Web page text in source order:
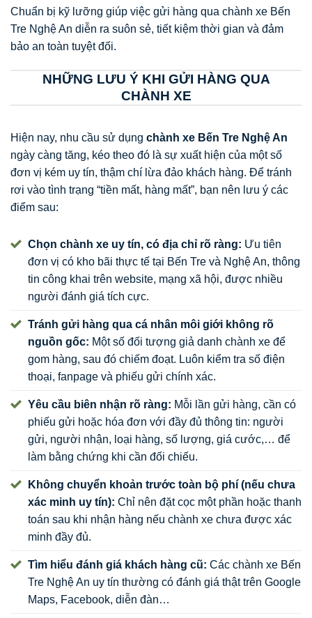
Chuẩn bị kỹ lưỡng giúp việc gửi hàng qua chành xe Bến
Tre Nghệ An diễn ra suôn sẻ, tiết kiệm thời gian và đảm
bảo an toàn tuyệt đối.
NHỮNG LƯU Ý KHI GỬI HÀNG QUA
CHÀNH XE
Hiện nay, nhu cầu sử dụng chành xe Bến Tre Nghệ An
ngày càng tăng, kéo theo đó là sự xuất hiện của một số
đơn vị kém uy tín, thậm chí lừa đảo khách hàng. Để tránh
rơi vào tình trạng “tiền mất, hàng mất”, bạn nên lưu ý các
điểm sau:
Chọn chành xe uy tín, có địa chỉ rõ ràng: Ưu tiên
đơn vị có kho bãi thực tế tại Bến Tre và Nghệ An, thông
tin công khai trên website, mạng xã hội, được nhiều
người đánh giá tích cực.
Tránh gửi hàng qua cá nhân môi giới không rõ
nguồn gốc: Một số đối tượng giả danh chành xe để
gom hàng, sau đó chiếm đoạt. Luôn kiểm tra số điện
thoại, fanpage và phiếu gửi chính xác.
Yêu cầu biên nhận rõ ràng: Mỗi lần gửi hàng, cần có
phiếu gửi hoặc hóa đơn với đầy đủ thông tin: người
gửi, người nhận, loại hàng, số lượng, giá cước,… để
làm bằng chứng khi cần đối chiếu.
Không chuyển khoản trước toàn bộ phí (nếu chưa
xác minh uy tín): Chỉ nên đặt cọc một phần hoặc thanh
toán sau khi nhận hàng nếu chành xe chưa được xác
minh đầy đủ.
Tìm hiểu đánh giá khách hàng cũ: Các chành xe Bến
Tre Nghệ An uy tín thường có đánh giá thật trên Google
Maps, Facebook, diễn đàn…